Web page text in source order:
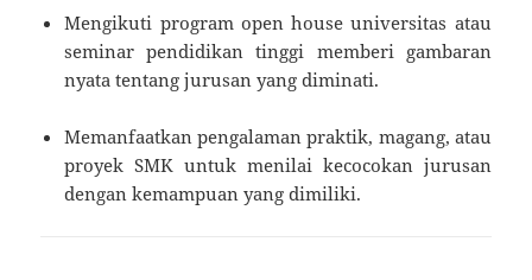
Mengikuti program open house universitas atau
seminar pendidikan tinggi memberi gambaran
nyata tentang jurusan yang diminati.
Memanfaatkan pengalaman praktik, magang, atau
proyek SMK untuk menilai kecocokan jurusan
dengan kemampuan yang dimiliki.